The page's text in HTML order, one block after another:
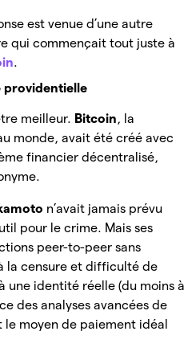
est venue d’une autre
qui commençait tout juste à
.
providentielle
meilleur. Bitcoin, la
monde, avait été créé avec
financier décentralisé,
n’avait jamais prévu
pour le crime. Mais ses
peer-to-peer sans
la censure et difficulté de
une identité réelle (du moins à
des analyses avancées de
moyen de paiement idéal